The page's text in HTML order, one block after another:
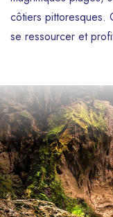
côtiers pittoresques.
se ressourcer et